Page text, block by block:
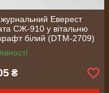
журнальний Еверест
СЖ-910 у вітальню
білий (DTM-2709)
₴